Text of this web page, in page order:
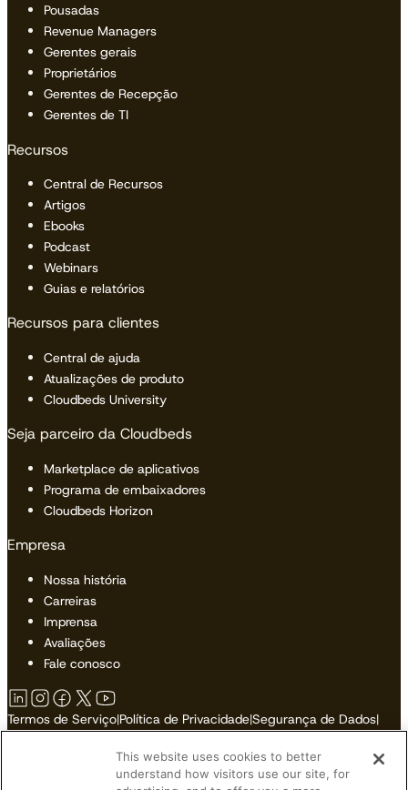
Pousadas
Revenue Managers
Gerentes gerais
Proprietários
Gerentes de Recepção
Gerentes de TI
Recursos
Central de Recursos
Artigos
Ebooks
Podcast
Webinars
Guias e relatórios
Recursos para clientes
Central de ajuda
Atualizações de produto
Cloudbeds University
Seja parceiro da Cloudbeds
Marketplace de aplicativos
Programa de embaixadores
Cloudbeds Horizon
Empresa
Nossa história
Carreiras
Imprensa
Avaliações
Fale conosco
Termos de Serviço|Política de Privacidade|Segurança de Dados|
Não Vender ou Compartilhar Minhas Informações Pessoais
This website uses cookies to better
understand how visitors use our site, for